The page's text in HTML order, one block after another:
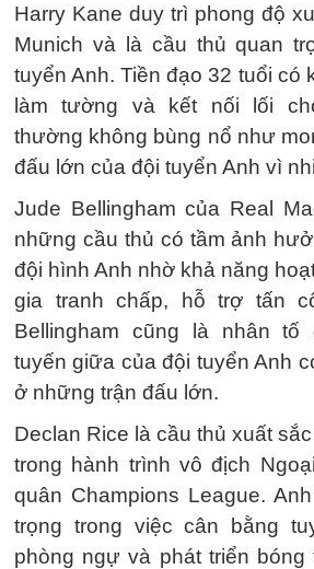
Harry Kane duy trì phong độ
Munich và là cầu thủ quan
tuyển Anh. Tiền đạo 32 tuổi có
làm tường và kết nối lối
thường không bùng nổ như
đấu lớn của đội tuyển Anh vì
Jude Bellingham của Real
những cầu thủ có tầm ảnh
đội hình Anh nhờ khả năng
gia tranh chấp, hỗ trợ tấn
Bellingham cũng là nhân tố
tuyến giữa của đội tuyển Anh
ở những trận đấu lớn.
Declan Rice là cầu thủ xuất
trong hành trình vô địch
quân Champions League.
trọng trong việc cân bằng
phòng ngự và phát triển